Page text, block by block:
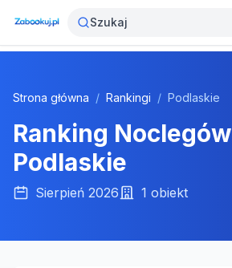
Szukaj
Strona główna / Rankingi / Podlaskie
Ranking Noclegów
Podlaskie
Sierpień 2026 1 obiekt